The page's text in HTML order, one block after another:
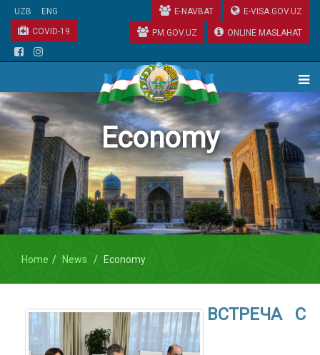
UZB
ENG
COVID-19
E-NAVBAT E-VISA.GOV.UZ
PM.GOV.UZ ONLINE MASLAHAT
Economy
Home News Economy
ВСТРЕЧА С